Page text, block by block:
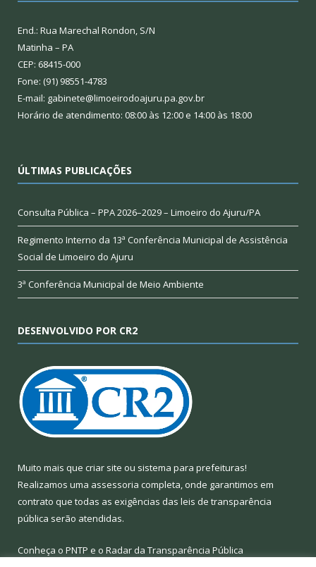
End.: Rua Marechal Rondon, S/N
Matinha – PA
CEP: 68415-000
Fone: (91) 98551-4783
E-mail: gabinete@limoeirodoajuru.pa.gov.br
Horário de atendimento: 08:00 às 12:00 e 14:00 às 18:00
ÚLTIMAS PUBLICAÇÕES
Consulta Pública – PPA 2026–2029 – Limoeiro do Ajuru/PA
Regimento Interno da 13ª Conferência Municipal de Assistência
Social de Limoeiro do Ajuru
3ª Conferência Municipal de Meio Ambiente
DESENVOLVIDO POR CR2
Muito mais que criar site ou sistema para prefeituras!
Realizamos uma assessoria completa, onde garantimos em
contrato que todas as exigências das leis de transparência
pública serão atendidas.
Conheça o PNTP e o Radar da Transparência Pública